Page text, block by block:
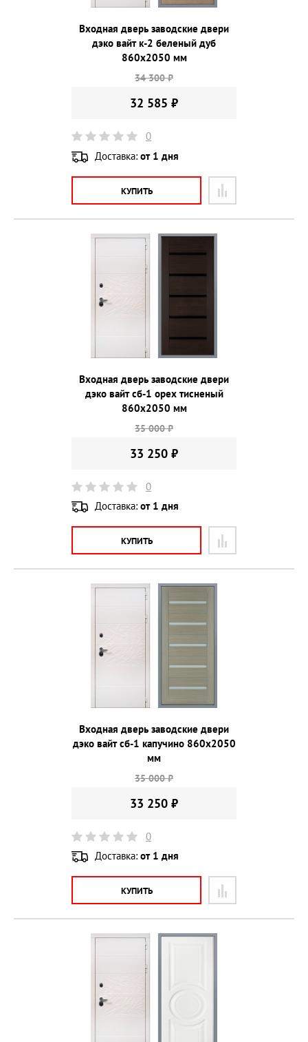
Входная дверь заводские двери
дэко вайт к-2 беленый дуб
860х2050 мм
34 300 ₽
32 585 ₽
0
Доставка: от 1 дня
КУПИТЬ
Входная дверь заводские двери
дэко вайт сб-1 орех тисненый
860х2050 мм
35 000 ₽
33 250 ₽
0
Доставка: от 1 дня
КУПИТЬ
Входная дверь заводские двери
дэко вайт сб-1 капучино 860х2050
мм
35 000 ₽
33 250 ₽
0
Доставка: от 1 дня
КУПИТЬ